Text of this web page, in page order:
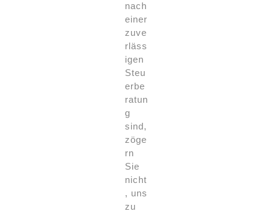
nach
einer
zuve
rläss
igen
Steu
erbe
ratun
g
sind,
zöge
rn
Sie
nicht
, uns
zu